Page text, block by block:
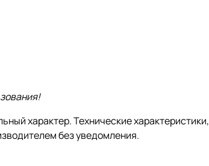
характер. Технические
без уведомления.